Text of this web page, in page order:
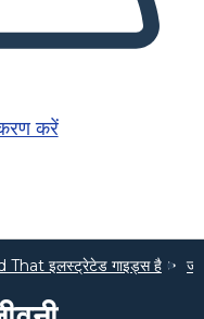
करें
इलस्ट्रेटेड गाइड्स है